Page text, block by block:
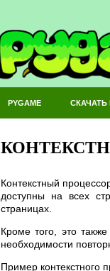
PYGAME СКАЧАТЬ
Контекстный
доступны на всех
страницах.
Кроме того, это
необходимости
Пример контекстного